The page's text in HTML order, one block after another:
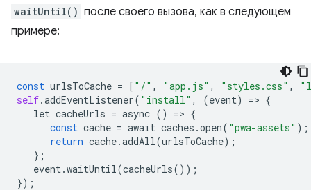
waitUntil() после своего вызова, как в следующем
примере:
const urlsToCache = [ "/" , "app.js" , "styles.css" ,
self.addEventListener( "install" , (event) => {
let cacheUrls = async () => {
const cache = await caches .open( "pwa-assets" );
return cache.addAll(urlsToCache);
};
event.waitUntil(cacheUrls());
});